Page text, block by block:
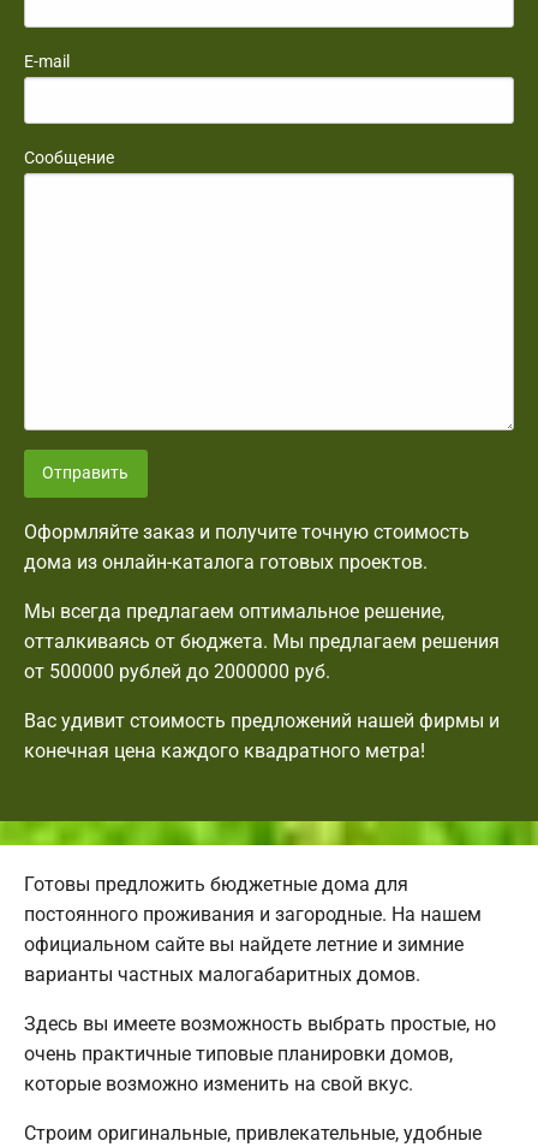
E-mail
Сообщение
Отправить
Оформляйте заказ и получите точную стоимость
дома из онлайн-каталога готовых проектов.
Мы всегда предлагаем оптимальное решение,
отталкиваясь от бюджета. Мы предлагаем решения
от 500000 рублей до 2000000 руб.
Вас удивит стоимость предложений нашей фирмы и
конечная цена каждого квадратного метра!
Готовы предложить бюджетные дома для
постоянного проживания и загородные. На нашем
официальном сайте вы найдете летние и зимние
варианты частных малогабаритных домов.
Здесь вы имеете возможность выбрать простые, но
очень практичные типовые планировки домов,
которые возможно изменить на свой вкус.
Строим оригинальные, привлекательные, удобные